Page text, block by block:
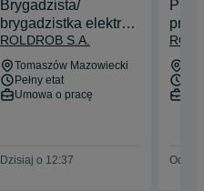
Brygadzista/
brygadzistka elektryk
w Dziale
Technicznym
ROLDROB S.A.
Tomaszów Mazowiecki
Pełny etat
Umowa o pracę
Dzisiaj o 12:37